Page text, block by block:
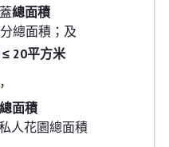
總面積
總面積；及
≤ 20平方米
面積
人花園總面積